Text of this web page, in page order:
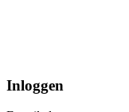
Inloggen